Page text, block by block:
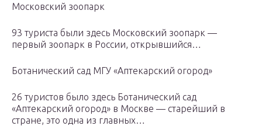
Московский зоопарк
93 туристa были здесь Московский зоопарк —
первый зоопарк в России, открывшийся…
Ботанический сад МГУ «Аптекарский огород»
26 туристов было здесь Ботанический сад
«Аптекарский огород» в Москве — старейший в
стране, это одна из главных…